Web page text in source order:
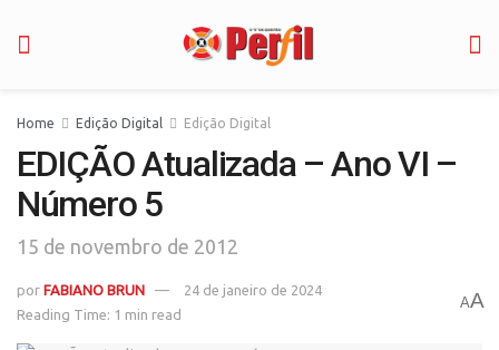
Home Edição Digital Edição Digital
EDIÇÃO Atualizada – Ano VI –
Número 5
15 de novembro de 2012
por FABIANO BRUN
24 de janeiro de 2024
Reading Time: 1 min read
AA